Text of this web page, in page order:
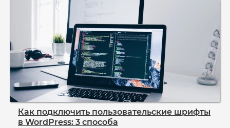
Как подключить пользовательские шрифты
в WordPress: 3 способа